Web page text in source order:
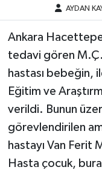
AYDAN
Ankara
tedavi gören
hastası bebeğin,
Eğitim ve
verildi. Bunun
görevlendirilen
hastayı Van Ferit
Hasta çocuk,